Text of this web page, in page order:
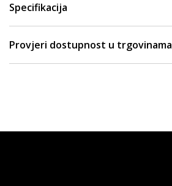
Specifikacija
Provjeri dostupnost u trgovinama